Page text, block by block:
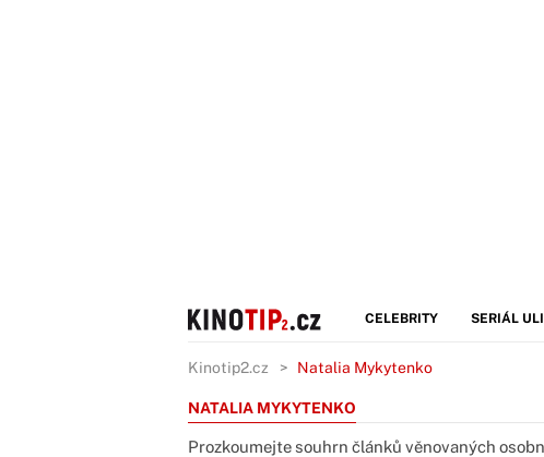
CELEBRITY SERIÁL
Kinotip2.cz Natalia Mykytenko
NATALIA MYKYTENKO
Prozkoumejte souhrn článků věnovaných